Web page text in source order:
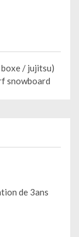
boxe / jujitsu)
snowboard
de 3ans